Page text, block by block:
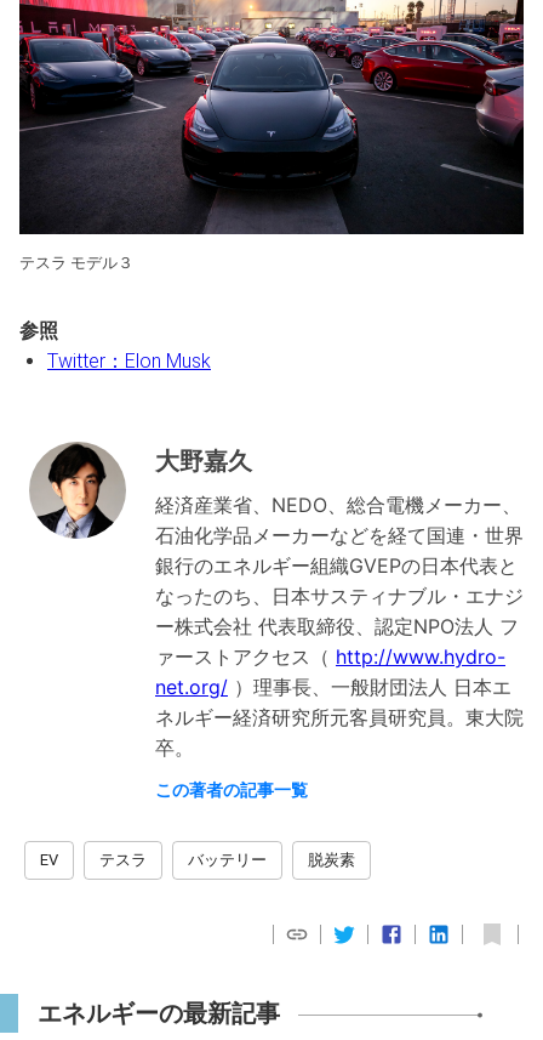
テスラ モデル３
参照
Twitter：Elon Musk
大野嘉久
経済産業省、NEDO、総合電機メーカー、
石油化学品メーカーなどを経て国連・世界
銀行のエネルギー組織GVEPの日本代表と
なったのち、日本サスティナブル・エナジ
ー株式会社 代表取締役、認定NPO法人 フ
ァーストアクセス（ http://www.hydro-
net.org/ ）理事長、一般財団法人 日本エ
ネルギー経済研究所元客員研究員。東大院
卒。
この著者の記事一覧
EV テスラ バッテリー 脱炭素
エネルギーの最新記事